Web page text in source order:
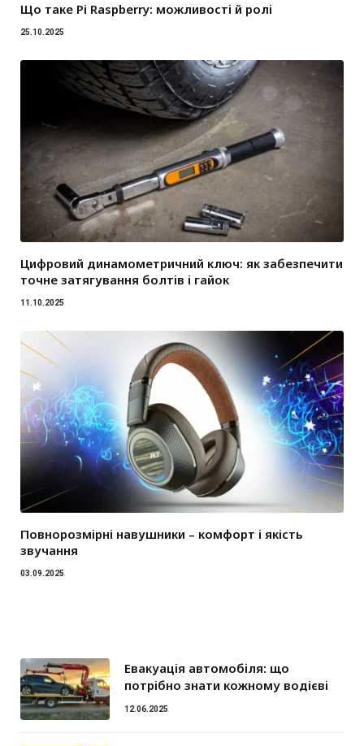
Що таке Pi Raspberry: можливості й ролі
25.10.2025
Цифровий динамометричний ключ: як забезпечити
точне затягування болтів і гайок
11.10.2025
Повнорозмірні навушники – комфорт і якість
звучання
03.09.2025
Евакуація автомобіля: що
потрібно знати кожному водієві
12.06.2025